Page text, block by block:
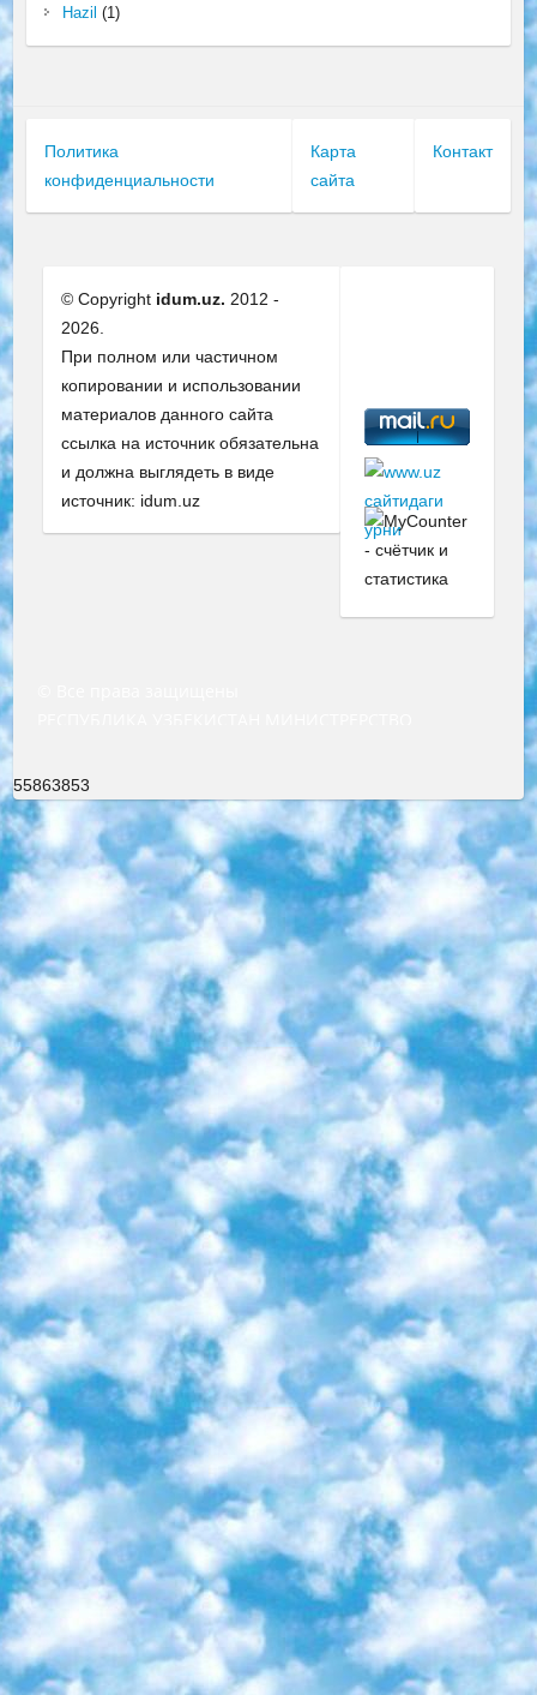
Hazil (1)
Политика
конфиденциальности
Карта
сайта
Контакт
© Copyright idum.uz. 2012 -
2026.
При полном или частичном
копировании и использовании
материалов данного сайта
ссылка на источник обязательна
и должна выглядеть в виде
источник: idum.uz
55863853